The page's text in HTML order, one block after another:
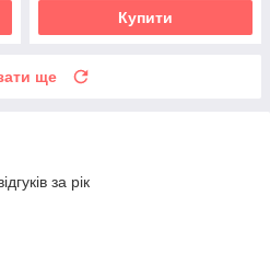
Купити
ще
за рік